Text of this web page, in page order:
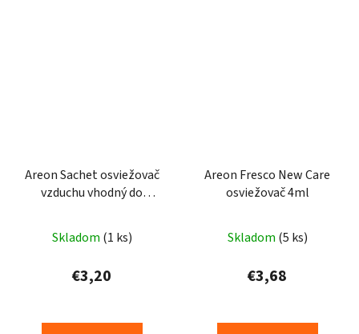
Areon Sachet osviežovač
vzduchu vhodný do
Skladom (1 ks)
€3,20
Areon Fresco New Care
osviežovač 4ml
Skladom (5 ks)
€3,68